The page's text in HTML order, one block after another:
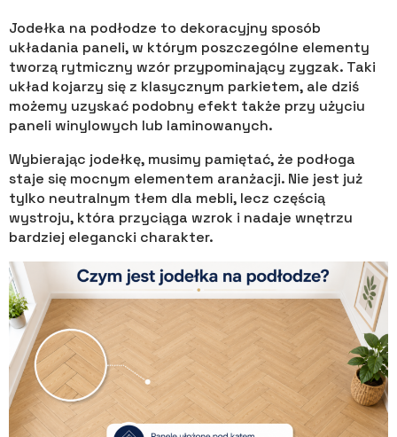
Jodełka na podłodze to dekoracyjny sposób
układania paneli, w którym poszczególne elementy
tworzą rytmiczny wzór przypominający zygzak. Taki
układ kojarzy się z klasycznym parkietem, ale dziś
możemy uzyskać podobny efekt także przy użyciu
paneli winylowych lub laminowanych.
Wybierając jodełkę, musimy pamiętać, że podłoga
staje się mocnym elementem aranżacji. Nie jest już
tylko neutralnym tłem dla mebli, lecz częścią
wystroju, która przyciąga wzrok i nadaje wnętrzu
bardziej elegancki charakter.